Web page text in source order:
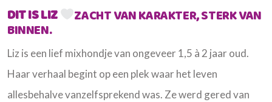
DIT IS LIZ ZACHT VAN KARAKTER, STERK VAN
BINNEN.
Liz is een lief mixhondje van ongeveer 1,5 à 2 jaar oud.
Haar verhaal begint op een plek waar het leven
allesbehalve vanzelfsprekend was. Ze werd gered van